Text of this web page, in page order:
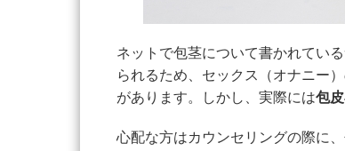
ネットで包茎について書かれてい
られるため、セックス（オナニー
があります。しかし、実際には包
心配な方はカウンセリングの際に